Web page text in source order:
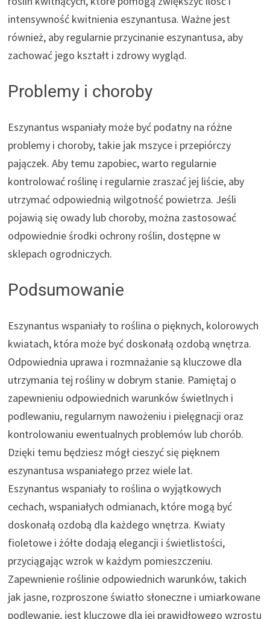
intensywność kwitnienia eszynantusa. Ważne jest
również, aby regularnie przycinanie eszynantusa, aby
zachować jego kształt i zdrowy wygląd.
Problemy i choroby
Eszynantus wspaniały może być podatny na różne
problemy i choroby, takie jak mszyce i przepiórczy
pajączek. Aby temu zapobiec, warto regularnie
kontrolować roślinę i regularnie zraszać jej liście, aby
utrzymać odpowiednią wilgotność powietrza. Jeśli
pojawią się owady lub choroby, można zastosować
odpowiednie środki ochrony roślin, dostępne w
sklepach ogrodniczych.
Podsumowanie
Eszynantus wspaniały to roślina o pięknych, kolorowych
kwiatach, która może być doskonałą ozdobą wnętrza.
Odpowiednia uprawa i rozmnażanie są kluczowe dla
utrzymania tej rośliny w dobrym stanie. Pamiętaj o
zapewnieniu odpowiednich warunków świetlnych i
podlewaniu, regularnym nawożeniu i pielęgnacji oraz
kontrolowaniu ewentualnych problemów lub chorób.
Dzięki temu będziesz mógł cieszyć się pięknem
eszynantusa wspaniałego przez wiele lat.
Eszynantus wspaniały to roślina o wyjątkowych
cechach, wspaniałych odmianach, które mogą być
doskonałą ozdobą dla każdego wnętrza. Kwiaty
fioletowe i żółte dodają elegancji i świetlistości,
przyciągając wzrok w każdym pomieszczeniu.
Zapewnienie roślinie odpowiednich warunków, takich
jak jasne, rozproszone światło słoneczne i umiarkowane
podlewanie, jest kluczowe dla jej prawidłowego wzrostu